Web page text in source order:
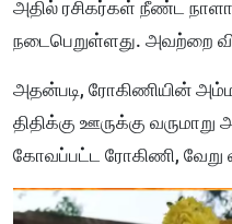
அதில் ரசிகர்கள் நீண்ட
நடைபெறுள்ளது. அவற்றை
அதன்படி, ரோகிணியின்
திதிக்கு ஊருக்கு
கோவப்பட்ட ரோகிணி, வேறு